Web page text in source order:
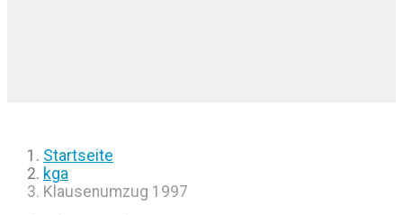
Startseite
kga
Klausenumzug 1997